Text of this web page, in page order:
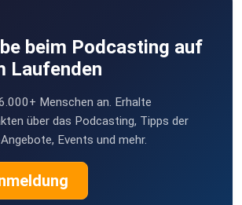
beim Podcasting auf
Laufenden
Menschen an. Erhalte
über das Podcasting, Tipps der
Events und mehr.